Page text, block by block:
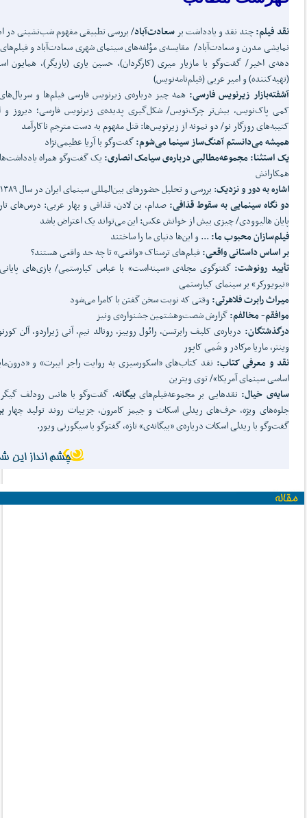
نقد فیلم:چند نقد و یادداشت بر سعادت‌آباد/ بررسی تطبیقی مفهوم شب‌نشینی در
نمایشی مدرن و سعادت‌آباد/ مقایسه‌ی مؤلفه‌های سینمای شهری سعادت‌آباد و
دهه‌ی اخیر/ گفت‌وگو با مازیار میری (کارگردان)، حسین یاری (بازیگر)، همایون
(تهیه‌کننده) و امیر عربی (فیلم‌نامه‌نویس)
آشفته‌بازار زیرنویس فارسی: همه چیز درباره‌ی زیرنویس فارسی فیلم‌ها و
کمی پاک‌نویس، بیش‌تر چرک‌نویس/ شکل‌گیری پدیده‌ی زیرنویس فارسی؛ دیروز و
کتیبه‌های روزگار نو/ دو نمونه از زیرنویس‌ها: قتل مفهوم به دست مترجم ناکارآمد
همیشه می‌دانستم آهنگ‌ساز سینما می‌شوم:گفت‌وگو با آریا عظیمی‌نژاد
یک استثنا: مجموعه‌مطالبی درباره‌ی سیامک انصاری: یک گفت‌وگو همراه
همکارانش
اشاره به دور و نزدیک: بررسی و تحلیل حضورهای بین‌المللی سینمای ایران در سال ۱۳۸۹
دو نگاه سینمایی به سقوط قذافی: صدام، بن لادن،‌ قذافی و بهار عربی: درس‌های
پایان هالیوودی/ چیزی بیش از خوانش عکس: این می‌تواند یک اعتراض باشد
فیلم‌سازان محبوب ما: ... و این‌ها دنیای ما را ساختند
بر اساس داستانی واقعی:فیلم‌های ترسناک «واقعی» تا چه حد واقعی‌ هستند؟
تأیید رونوشت: گفتوگوی مجله‌ی «سینه‌است» با عباس کیارستمی/ بازی‌های
«نیویورکر» بر سینمای کیارستمی
میراث رابرت فلاهرتی: وقتی که نوبت سخن گفتن با کامرا می‌شود
موافقم- مخالفم:گزارش شصت‌وهشتمین جشنواره‌ی ونیز
درگذشتگان: درباره‌ی کلیف رابرتسن، رائول روییز، رونالد نیم، آنی ژیراردو، آلن
وینتر، ماریا مرکادر و شَمی کاپور
نقد و معرفی کتاب: نقد کتاب‌های «اسکورسیزی به روایت راجر ایبرت» و
اساسی سینمای آمریکا»/ توی ویترین
سایه‌ی خیال: نقدهایی بر مجموعه‌فیلم‌هایبیگانه، گفت‌وگو با هانس رودلف
جلوه‌های ویژه، حرف‌های ریدلی اسکات و جیمز کامرون، جزییات روند تولید چهار
گفت‌وگو با ریدلی اسکات درباره‌ی «بیگانه‌ی» تازه، گفتوگو با سیگورنی ویور.